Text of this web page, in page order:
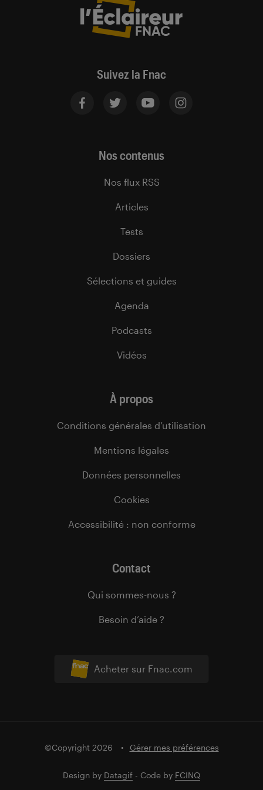
Suivez la Fnac
Acheter sur Fnac.com
Nos contenus
Nos flux RSS
Articles
Tests
Dossiers
Sélections et guides
Agenda
Podcasts
Vidéos
À propos
Conditions générales d’utilisation
Mentions légales
Données personnelles
Cookies
Accessibilité : non conforme
Contact
Qui sommes-nous ?
Besoin d’aide ?
©Copyright 2026 Gérer mes préférences
Design by Datagif - Code by FCINQ